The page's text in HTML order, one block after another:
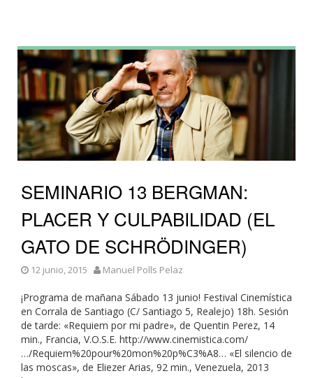
SEMINARIO 13 BERGMAN:
PLACER Y CULPABILIDAD (EL
GATO DE SCHRÖDINGER)
12 junio, 2015 Manuel Polls Pelaz
¡Programa de mañana Sábado 13 junio! Festival Cinemística
en Corrala de Santiago (C/ Santiago 5, Realejo) 18h. Sesión
de tarde: «Requiem por mi padre», de Quentin Perez, 14
min., Francia, V.O.S.E. http://www.cinemistica.com/
…/Requiem%20pour%20mon%20p%C3%A8… «El silencio de
las moscas», de Eliezer Arias, 92 min., Venezuela, 2013